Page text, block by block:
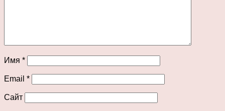
Имя *
Email *
Сайт